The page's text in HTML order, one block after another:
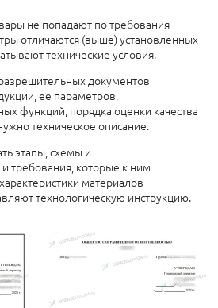
не попадают по требования
отличаются (выше) установленных
технические условия.
документов
ее параметров,
функций, порядка оценки качества
техническое описание.
этапы, схемы и
требования, которые к ним
материалов
технологическую инструкцию.